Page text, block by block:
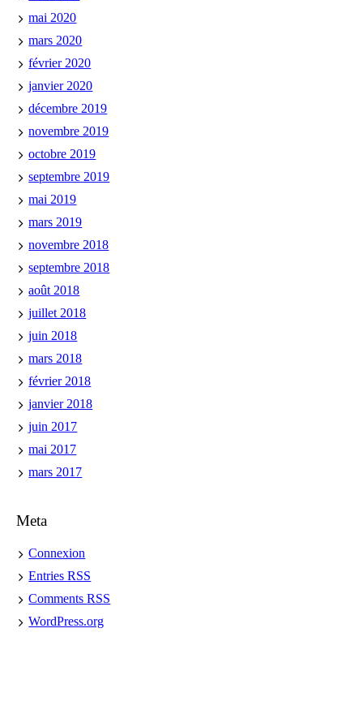
mai 2020
mars 2020
février 2020
janvier 2020
décembre 2019
novembre 2019
octobre 2019
septembre 2019
mai 2019
mars 2019
novembre 2018
septembre 2018
août 2018
juillet 2018
juin 2018
mars 2018
février 2018
janvier 2018
juin 2017
mai 2017
mars 2017
Meta
Connexion
EntriesRSS
CommentsRSS
WordPress.org